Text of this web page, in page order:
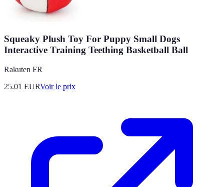
Squeaky Plush Toy For Puppy Small Dogs
Interactive Training Teething Basketball Ball
Rakuten FR
25.01 EURVoir le prix